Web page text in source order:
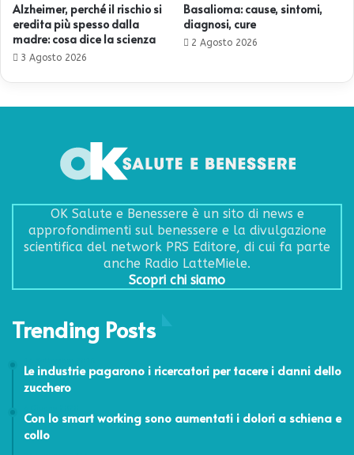
Alzheimer, perché il rischio si
eredita più spesso dalla
madre: cosa dice la scienza
3 Agosto 2026
Basalioma: cause, sintomi,
diagnosi, cure
2 Agosto 2026
OK Salute e Benessere è un sito di news e
approfondimenti sul benessere e la divulgazione
scientifica del network PRS Editore, di cui fa parte
anche Radio LatteMiele.
Scopri chi siamo
Trending Posts
Le industrie pagarono i ricercatori per tacere i danni dello
zucchero
Con lo smart working sono aumentati i dolori a schiena e
collo